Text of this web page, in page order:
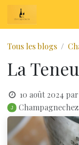
SE RENDRE AU CONTENU
Tous les blogs
La
10 août 2024 par